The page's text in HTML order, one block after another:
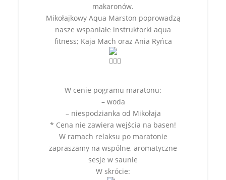
makaronów.
Mikołajkowy Aqua Marston poprowadzą
nasze wspaniałe instruktorki aqua
fitness; Kaja Mach oraz Ania Ryńca
W cenie pogramu maratonu:
– woda
– niespodzianka od Mikołaja
* Cena nie zawiera wejścia na basen!
W ramach relaksu po maratonie
zapraszamy na wspólne, aromatyczne
sesje w saunie
W skrócie: